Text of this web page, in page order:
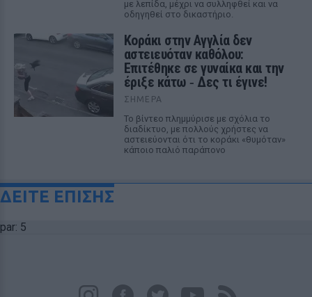
με λεπίδα, μέχρι να συλληφθεί και να
οδηγηθεί στο δικαστήριο.
Kοράκι στην Αγγλία δεν
αστειευόταν καθόλου:
Επιτέθηκε σε γυναίκα και την
έριξε κάτω ‑ Δες τι έγινε!
ΣΉΜΕΡΑ
Το βίντεο πλημμύρισε με σχόλια το
διαδίκτυο, με πολλούς χρήστες να
αστειεύονται ότι το κοράκι «θυμόταν»
κάποιο παλιό παράπονο
ΔΕΙΤΕ ΕΠΙΣΗΣ
par: 5